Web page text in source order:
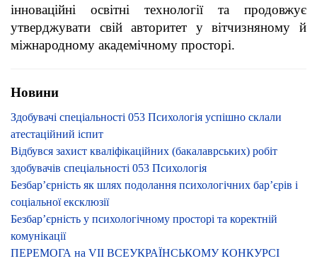
інноваційні освітні технології та продовжує
утверджувати свій авторитет у вітчизняному й
міжнародному академічному просторі.
Новини
Здобувачі спеціальності 053 Психологія успішно склали
атестаційний іспит
Відбувся захист кваліфікаційних (бакалаврських) робіт
здобувачів спеціальності 053 Психологія
Безбар’єрність як шлях подолання психологічних бар’єрів і
соціальної ексклюзії
Безбар’єрність у психологічному просторі та коректній
комунікації
ПЕРЕМОГА на VІI ВСЕУКРАЇНСЬКОМУ КОНКУРСІ